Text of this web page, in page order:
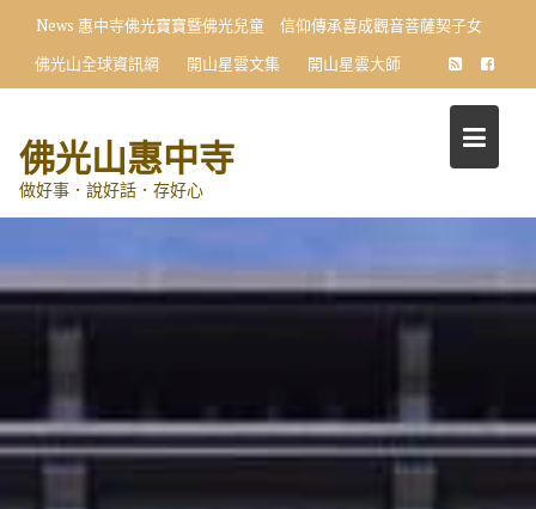
content
News 惠中寺佛光寶寶暨佛光兒童 信仰傳承喜成觀音菩薩契子女
佛光山全球資訊網
開山星雲文集 開山星雲大師
佛光山惠中寺
做好事．說好話．存好心